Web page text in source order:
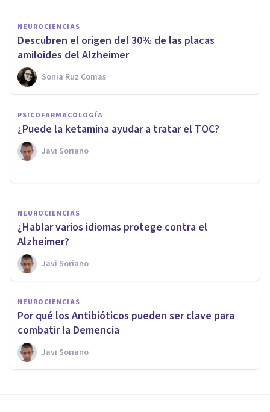
NEUROCIENCIAS
Descubren el origen del 30% de las placas
amiloides del Alzheimer
Sonia Ruz Comas
PSICOFARMACOLOGÍA
¿Puede la ketamina ayudar a tratar el TOC?
Javi Soriano
El racismo acelera el
envejecimiento del Cerebro
NEUROCIENCIAS
¿Hablar varios idiomas protege contra el
Alzheimer?
Javi Soriano
NEUROCIENCIAS
Por qué los Antibióticos pueden ser clave para
combatir la Demencia
Javi Soriano